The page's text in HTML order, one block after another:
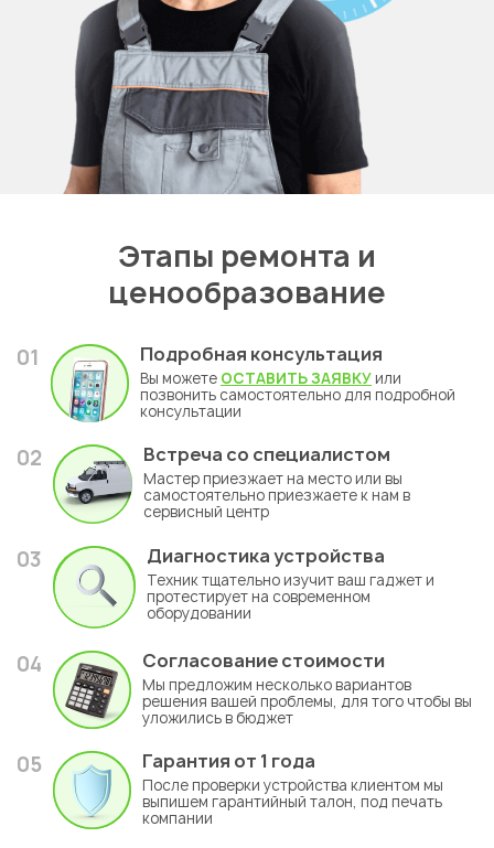
Этапы ремонта и
ценообразование
01 Подробная консультация
Вы можете ОСТАВИТЬ ЗАЯВКУ или
позвонить самостоятельно для подробной
консультации
02 Встреча со специалистом
Мастер приезжает на место или вы
самостоятельно приезжаете к нам в
сервисный центр
03 Диагностика устройства
Техник тщательно изучит ваш гаджет и
протестирует на современном
оборудовании
04 Согласование стоимости
Мы предложим несколько вариантов
решения вашей проблемы, для того чтобы вы
уложились в бюджет
05 Гарантия от 1 года
После проверки устройства клиентом мы
выпишем гарантийный талон, под печать
компании